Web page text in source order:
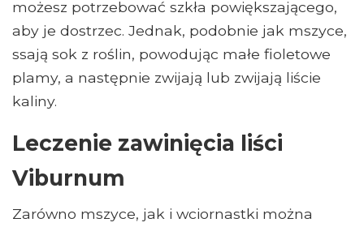
możesz potrzebować szkła powiększającego,
aby je dostrzec. Jednak, podobnie jak mszyce,
ssają sok z roślin, powodując małe fioletowe
plamy, a następnie zwijają lub zwijają liście
kaliny.
Leczenie zawinięcia liści
Viburnum
Zarówno mszyce, jak i wciornastki można